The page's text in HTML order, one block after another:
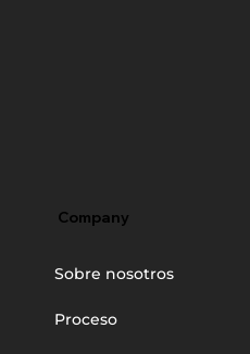
Company
Sobre nosotros
Proceso